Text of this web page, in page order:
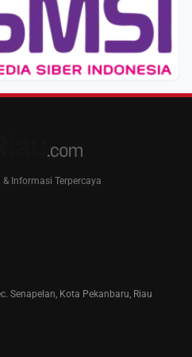
Informasi Terpercaya
Senapelan, Kota Pekanbaru, Riau